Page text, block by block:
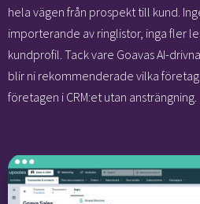
hela vägen från prospekt till kund.
importerande av ringlistor, inga fler
kundprofil. Tack vare Goavas AI-
blir ni rekommenderade vilka
företagen i CRM:et utan ansträngning.